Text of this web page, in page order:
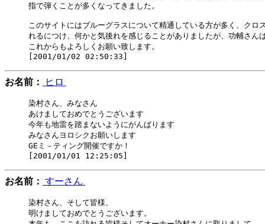
指で弾くことが多くなってきました。
このサイトにはブルーグラスについて精通している方が多く、クロ
れるにつけ、何かと気後れを感じることがありましたが、功輔さ
これからもよろしくお願い致します。
お名前： ヒロ
染村さん、みなさん
あけましておめでとうございます
今年も地雷を踏まないようにがんばります
みなさんヨロシクお願いします
GEミ－ティング開催ですか！
お名前： すーさん
染村さん、そして皆様、
明けましておめでとうございます。